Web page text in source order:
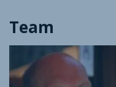
Team